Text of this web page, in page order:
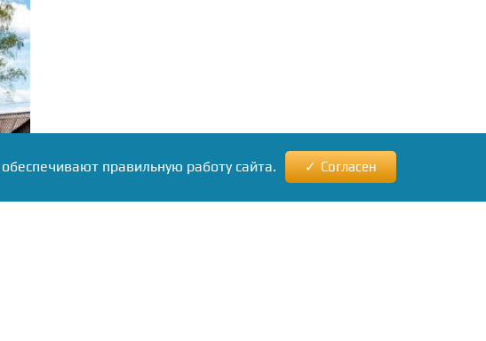
правильную работу сайта. Согласен